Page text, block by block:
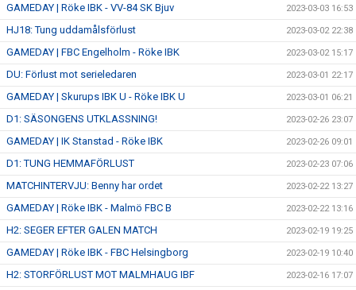
GAMEDAY | Röke IBK - VV-84 SK Bjuv 2023-03-03 16:53
HJ18: Tung uddamålsförlust 2023-03-02 22:38
GAMEDAY | FBC Engelholm - Röke IBK 2023-03-02 15:17
DU: Förlust mot serieledaren 2023-03-01 22:17
GAMEDAY | Skurups IBK U - Röke IBK U 2023-03-01 06:21
D1: SÄSONGENS UTKLASSNING! 2023-02-26 23:07
GAMEDAY | IK Stanstad - Röke IBK 2023-02-26 09:01
D1: TUNG HEMMAFÖRLUST 2023-02-23 07:06
MATCHINTERVJU: Benny har ordet 2023-02-22 13:27
GAMEDAY | Röke IBK - Malmö FBC B 2023-02-22 13:16
H2: SEGER EFTER GALEN MATCH 2023-02-19 19:25
GAMEDAY | Röke IBK - FBC Helsingborg 2023-02-19 10:40
H2: STORFÖRLUST MOT MALMHAUG IBF 2023-02-16 17:07